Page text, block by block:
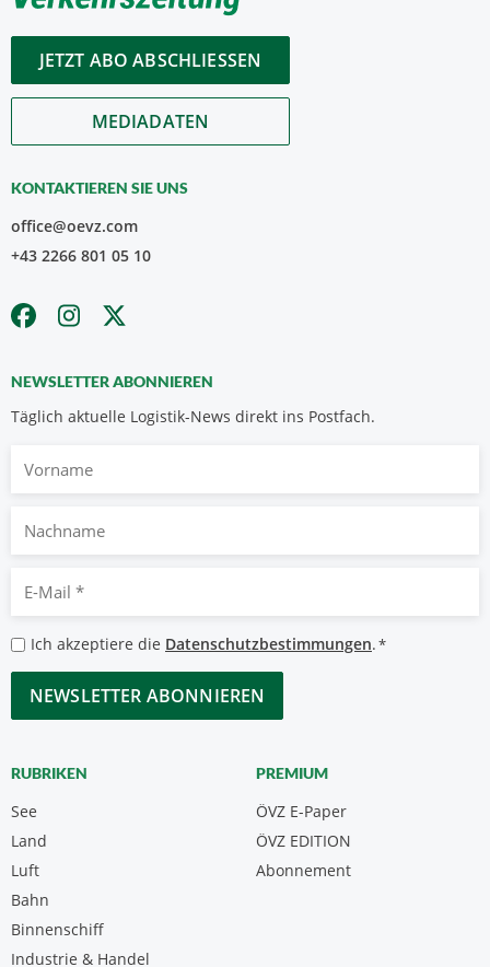
JETZT ABO ABSCHLIESSEN
MEDIADATEN
KONTAKTIEREN SIE UNS
office@oevz.com
+43 2266 801 05 10
NEWSLETTER ABONNIEREN
Täglich aktuelle Logistik-News direkt ins Postfach.
Nachname
Mail
*
Datenschutzbestimmungen
*
Ich akzeptiere die Datenschutzbestimmungen.*
CAPTCHA
RUBRIKEN
See
Land
Luft
Bahn
Binnenschiff
Industrie & Handel
PREMIUM
ÖVZ E-Paper
Abonnement
ÖVZ EDITION